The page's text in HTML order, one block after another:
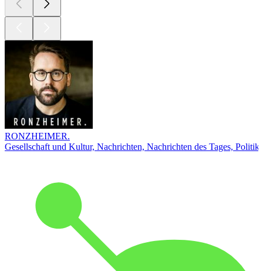
RONZHEIMER.
Gesellschaft und Kultur, Nachrichten, Nachrichten des Tages, Politik